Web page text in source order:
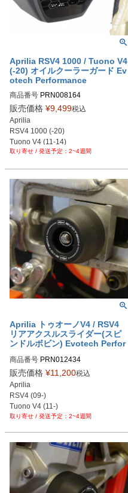
Aprilia RSV4 1000 / Tuono V4
(-20) オイルクーラーガード Ev
otech Performance
商品番号 PRN008164
PRN008164-01
PRN008164-02
PRN008164-03
PRN008164-04
PRN008164-05
PRN008164-07
PRN008164-08
PRN008164-09
PRN008164-10
PRN008164-11
販売価格 ¥9,499税込
Aprilia
RSV4 1000 (-20)
Tuono V4 (11-14)
Tuono V4 1100 (-20)2~4週間
Aprilia トゥオーノV4 / RSV4
リアアクスルスライダー(スピ
ンドルボビン) Evotech Perfor
商品番号 PRN012434
PRN012434-01
PRN012434-02
PRN012434-03
PRN012434-04
PRN012434-05
PRN012434-07
PRN012434-08
PRN012434-09
PRN012434-10
PRN012434-11
PRN012434-12
販売価格 ¥11,200税込
Aprilia
RSV4 (09-)
Tuono V4 (11-)
2~4週間